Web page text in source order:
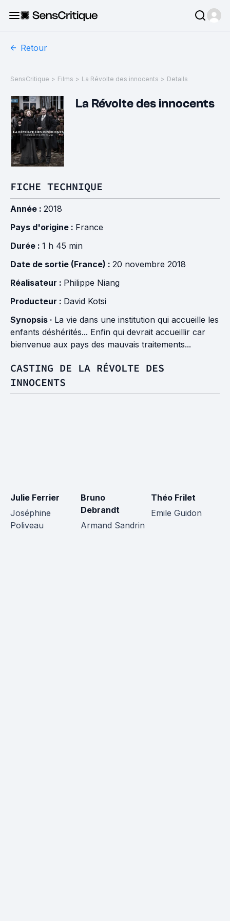
Retour
SensCritique > Films > La Révolte des innocents > Details
La Révolte des innocents
FICHE TECHNIQUE
Année : 2018
Pays d'origine : France
Durée : 1 h 45 min
Date de sortie (France) : 20 novembre 2018
Réalisateur : Philippe Niang
Producteur : David Kotsi
Synopsis · La vie dans une institution qui accueille les
enfants déshérités... Enfin qui devrait accueillir car
bienvenue aux pays des mauvais traitements...
CASTING DE LA RÉVOLTE DES
INNOCENTS
Julie Ferrier
Joséphine
Poliveau
Bruno
Debrandt
Armand Sandrin
Théo Frilet
Emile Guidon